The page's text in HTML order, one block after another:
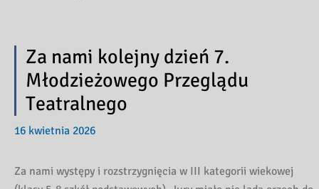
Za nami kolejny dzień 7.
Młodzieżowego Przeglądu
Teatralnego
16 kwietnia 2026
Za nami występy i rozstrzygnięcia w III kategorii wiekowej